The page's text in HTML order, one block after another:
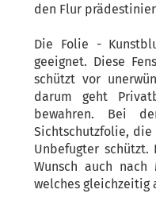
den Flur
Die Folie -
geeignet. Diese
schützt vor
darum geht
bewahren. Bei
Sichtschutzfolie,
Unbefugter
Wunsch auch
welches gleichzeitig